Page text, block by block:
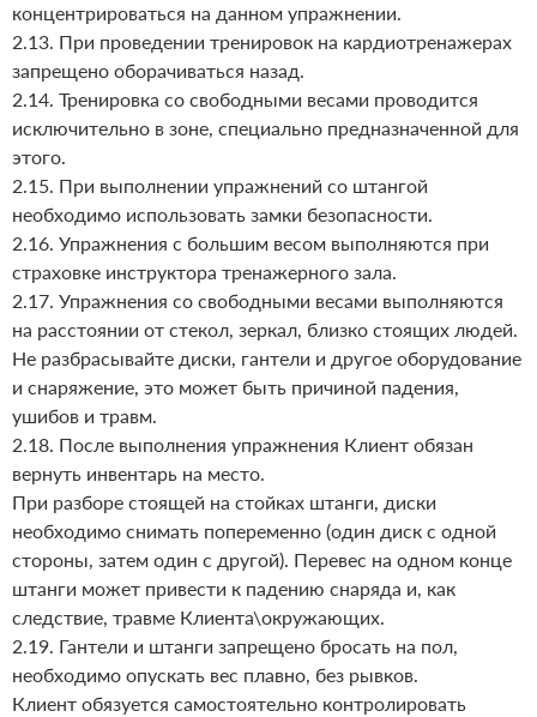
концентрироваться на данном упражнении.
2.13. При проведении тренировок на кардиотренажерах
запрещено оборачиваться назад.
2.14. Тренировка со свободными весами проводится
исключительно в зоне, специально предназначенной для
этого.
2.15. При выполнении упражнений со штангой
необходимо использовать замки безопасности.
2.16. Упражнения с большим весом выполняются при
страховке инструктора тренажерного зала.
2.17. Упражнения со свободными весами выполняются
на расстоянии от стекол, зеркал, близко стоящих людей.
Не разбрасывайте диски, гантели и другое оборудование
и снаряжение, это может быть причиной падения,
ушибов и травм.
2.18. После выполнения упражнения Клиент обязан
вернуть инвентарь на место.
При разборе стоящей на стойках штанги, диски
необходимо снимать попеременно (один диск с одной
стороны, затем один с другой). Перевес на одном конце
штанги может привести к падению снаряда и, как
следствие, травме Клиента\окружающих.
2.19. Гантели и штанги запрещено бросать на пол,
необходимо опускать вес плавно, без рывков.
Клиент обязуется самостоятельно контролировать